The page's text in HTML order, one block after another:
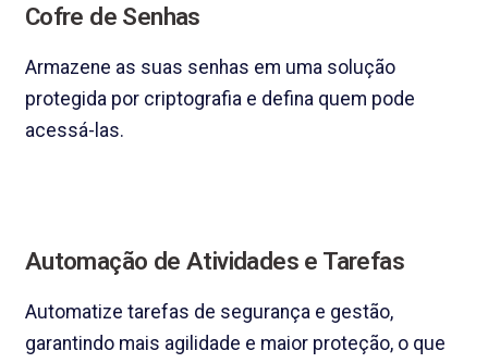
Cofre de Senhas
Armazene as suas senhas em uma solução
protegida por criptografia e defina quem pode
acessá-las.
Automação de Atividades e Tarefas
Automatize tarefas de segurança e gestão,
garantindo mais agilidade e maior proteção, o que